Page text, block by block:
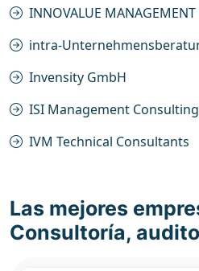
INNOVALUE MANAGEMENT
intra-
Invensity GmbH
ISI Management
IVM Technical Consultants
Las mejores
Consultoría,